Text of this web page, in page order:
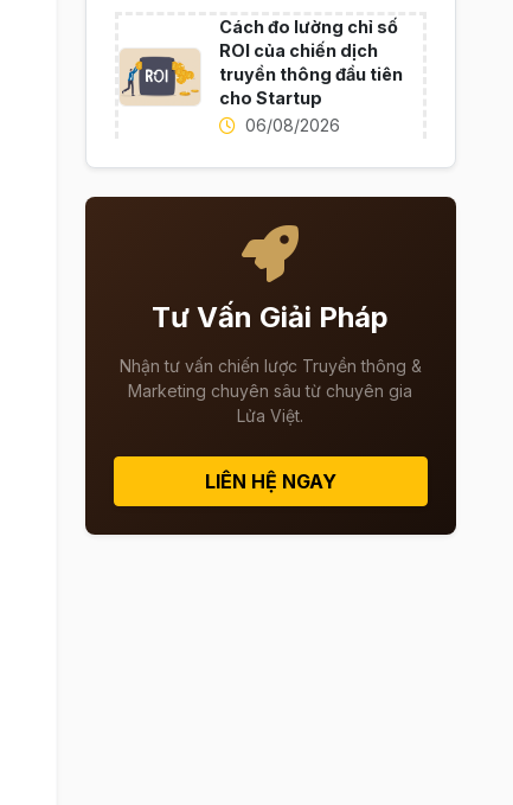
Cách đo lường chỉ số
ROI của chiến dịch
truyền thông đầu tiên
cho Startup
06/08/2026
Tư Vấn Giải Pháp
Nhận tư vấn chiến lược Truyền thông &
Marketing chuyên sâu từ chuyên gia
Lửa Việt.
LIÊN HỆ NGAY